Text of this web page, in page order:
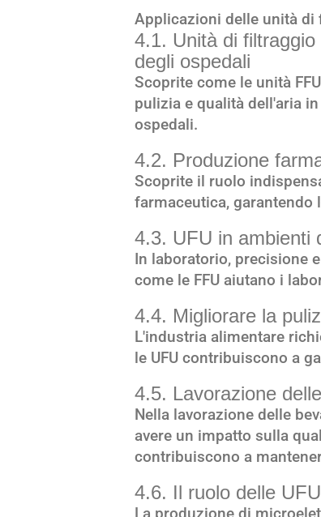
Applicazioni delle unità di
4.1. Unità di
degli ospedali
Scoprite come le unità
pulizia e qualità dell'aria
ospedali.
4.2. Produzione
Scoprite il ruolo
farmaceutica, garantendo
4.3. UFU in ambienti
In laboratorio, precisione
come le FFU aiutano i
4.4. Migliorare la
L'industria alimentare
le UFU contribuiscono a
4.5. Lavorazione
Nella lavorazione delle
avere un impatto sulla
contribuiscono a
4.6. Il ruolo delle
La produzione di